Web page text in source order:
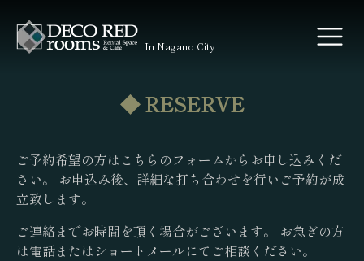
In Nagano City
◆RESERVE
ご予約希望の方はこちらのフォームからお申し込みくだ
さい。 お申込み後、詳細な打ち合わせを行いご予約が成
立致します。
ご連絡までお時間を頂く場合がございます。 お急ぎの方
は電話またはショートメールにてご相談ください。